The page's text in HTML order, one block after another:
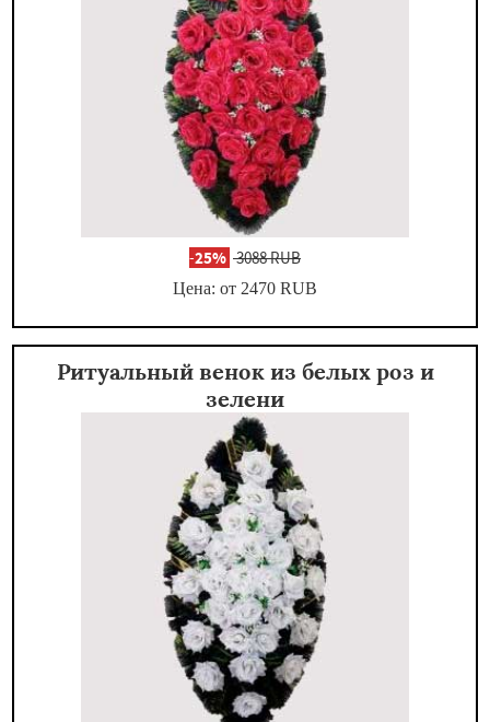
-25% 3088 RUB
Цена: от 2470 RUB
Ритуальный венок из белых роз и
зелени